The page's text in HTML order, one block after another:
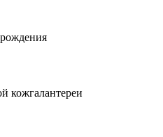
кожгалантереи